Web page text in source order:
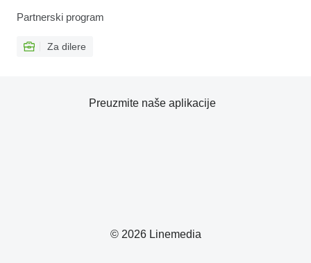
Partnerski program
Za dilere
© 2026 Linemedia
Preuzmite naše aplikacije